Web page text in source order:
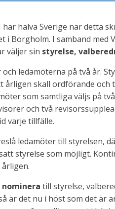
halva Sverige när detta
i Borgholm. I samband med
väljer sin styrelse,
ledamöterna på två år.
årligen skall ordförande och
som samtliga väljs på
och två
varje tillfälle.
ledamöter till styrelsen,
styrelse som möjligt.
till styrelse,
är det nu i höst som det är